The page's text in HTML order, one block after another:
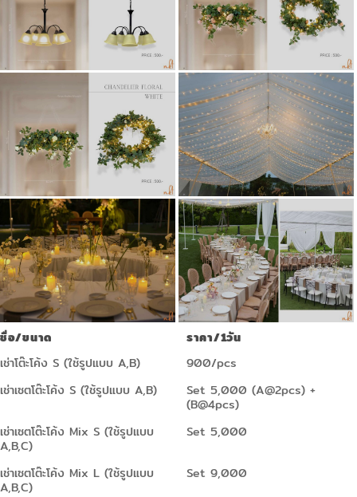
ชื่อ/ขนาด
ราคา/1วัน
เช่าโต๊ะโค้ง S (ใช้รูปแบบ A,B)
900/pcs
เช่าเซตโต๊ะโค้ง S (ใช้รูปแบบ A,B)
Set 5,000 (A@2pcs) +
(B@4pcs)
เช่าเซตโต๊ะโค้ง Mix S (ใช้รูปแบบ
A,B,C)
Set 5,000
เช่าเซตโต๊ะโค้ง Mix L (ใช้รูปแบบ
A,B,C)
Set 9,000